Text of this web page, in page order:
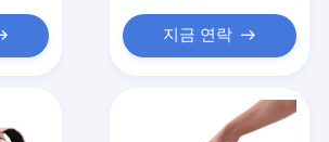
있는 접식 우산
산
지금 연락